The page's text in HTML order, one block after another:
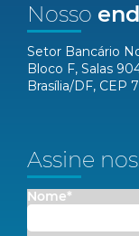
Nosso
Setor Bancário
Bloco F, Salas
Brasília/DF, CEP
Assine
Nome*